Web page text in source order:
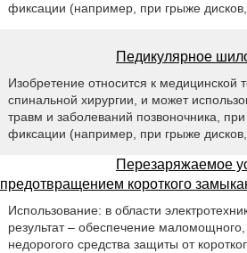
фиксации (например, при грыже дисков,
Педикулярное
Изобретение относится к медицинской
спинальной хирургии, и может
травм и заболеваний позвоночника,
фиксации (например, при грыже дисков,
Перезаряжаемое
предотвращением короткого
Использование: в области
результат – обеспечение
недорогого средства защиты от